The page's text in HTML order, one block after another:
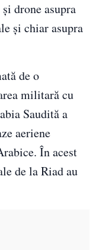
drone asupra
și chiar asupra
de o
militară cu
Saudită a
aeriene
În acest
de la Riad au